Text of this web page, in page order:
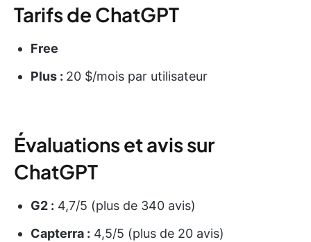
Tarifs de ChatGPT
Free
Plus : 20 $/mois par utilisateur
Évaluations et avis sur
ChatGPT
G2 : 4,7/5 (plus de 340 avis)
Capterra : 4,5/5 (plus de 20 avis)